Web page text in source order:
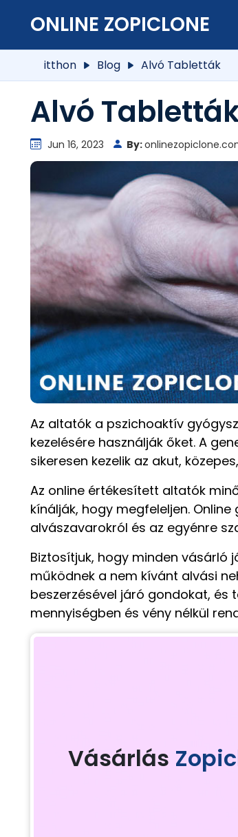
ONLINE ZOPICLONE
itthon Blog Alvó Tabletták
Alvó
Jun 16, 2023 By:
Az altatók a pszichoaktív
kezelésére használják őket. A
sikeresen kezelik az akut,
Az online értékesített altatók
kínálják, hogy megfeleljen.
alvászavarokról és az egyénre
Biztosítjuk, hogy minden vásárló
működnek a nem kívánt alvási
beszerzésével járó gondokat, és
mennyiségben és vény nélkül
Vásárlás